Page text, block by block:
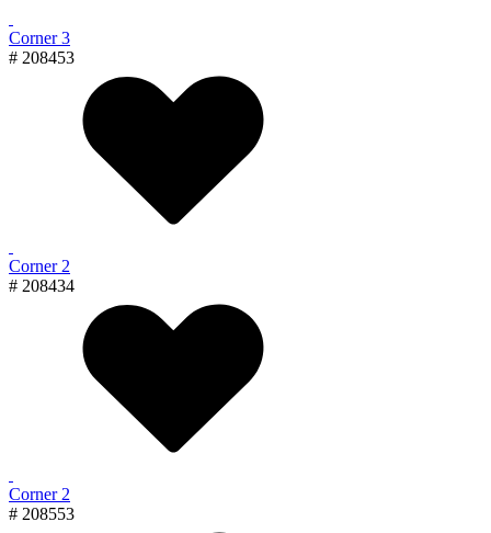
Corner 3
# 208453
Corner 2
# 208434
Corner 2
# 208553